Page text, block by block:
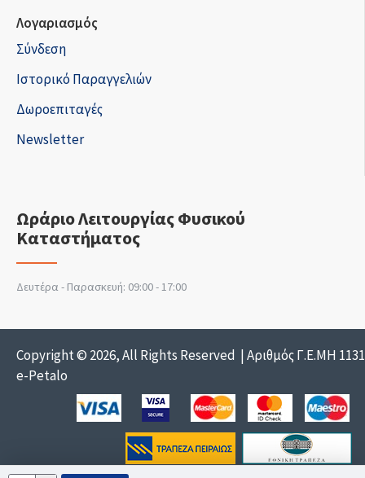
Λογαριασμός
Σύνδεση
Ιστορικό Παραγγελιών
Δωροεπιταγές
Newsletter
Ωράριο Λειτουργίας Φυσικού
Καταστήματος
Δευτέρα - Παρασκευή: 09:00 - 17:00
Copyright © 2026, All Rights Reserved | Αριθμός Γ.Ε.ΜΗ
e-Petalo